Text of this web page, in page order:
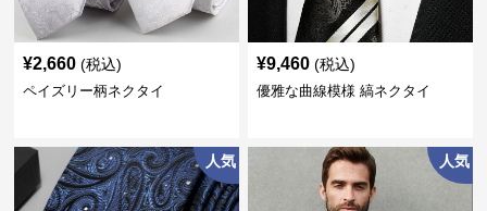
¥2,660 (税込)
ペイズリー柄ネクタイ
¥9,460 (税込)
優雅な曲線模様 縞ネクタイ
人気 人気